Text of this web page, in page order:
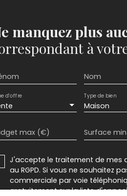
manquez plus
à
Nom
d'offre
Maison
Type de bien
max (€) Surface
J'accepte le traitement de mes
au RGPD. Si vous ne souhaitez
commerciale par voie
gratuitement sur la liste